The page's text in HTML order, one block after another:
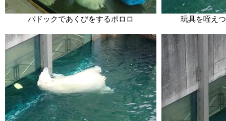
パドックであくびをするポロロ 玩具を咥え